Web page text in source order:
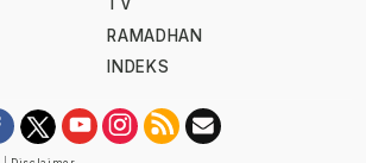
RAMADHAN
INDEKS